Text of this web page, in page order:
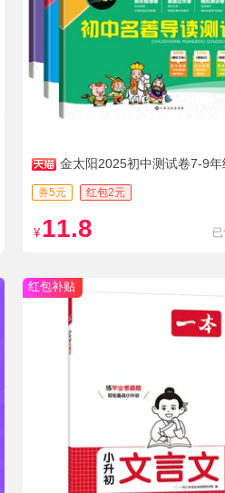
金太阳2025初中测试卷7-9年
习资料
券5元 红包2元
¥ 11.8
红包补贴